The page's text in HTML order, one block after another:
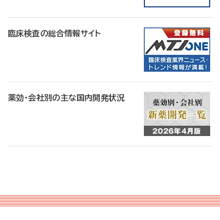
臨床検査の総合情報サイト
薬効・会社別の主な国内開発状況